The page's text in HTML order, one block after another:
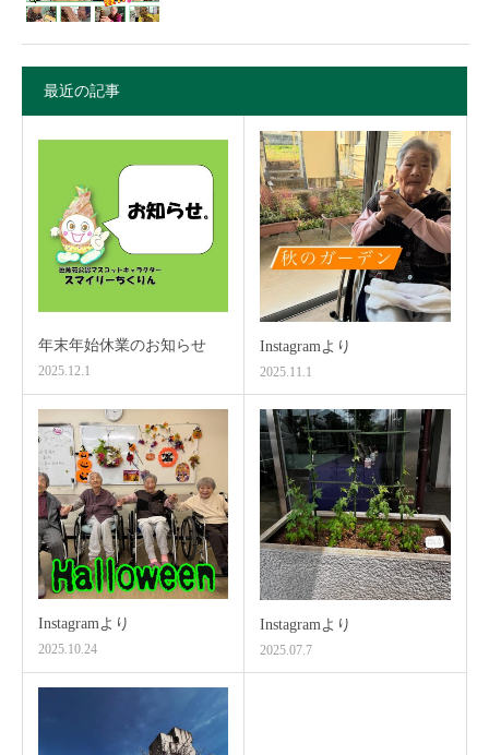
最近の記事
年末年始休業のお知らせ
2025.12.1
Instagramより
2025.11.1
Instagramより
2025.10.24
Instagramより
2025.07.7